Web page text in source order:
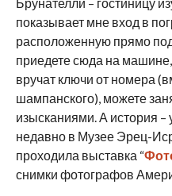
показывает мне вход в
расположенную прямо под
приедете сюда на
вручат ключи от номера
шампанского), можете
изысканиями. А история –
недавно в Музее Эрец-
проходила выставка “
снимки фотографов